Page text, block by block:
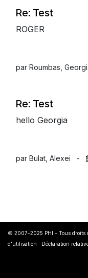
Re: Test
ROGER
par Roumbas,
Re: Test
hello Georgia
par Bulat, Alexei -
© 2007-2025 PHI - Tous droits
d'utilisation · Déclaration